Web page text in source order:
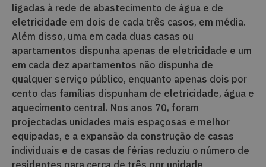
ligadas à rede de abastecimento de água e de
eletricidade em dois de cada três casos, em média.
Além disso, uma em cada duas casas ou
apartamentos dispunha apenas de eletricidade e um
em cada dez apartamentos não dispunha de
qualquer serviço público, enquanto apenas dois por
cento das famílias dispunham de eletricidade, água e
aquecimento central. Nos anos 70, foram
projectadas unidades mais espaçosas e melhor
equipadas, e a expansão da construção de casas
individuais e de casas de férias reduziu o número de
residentes para cerca de três por unidade